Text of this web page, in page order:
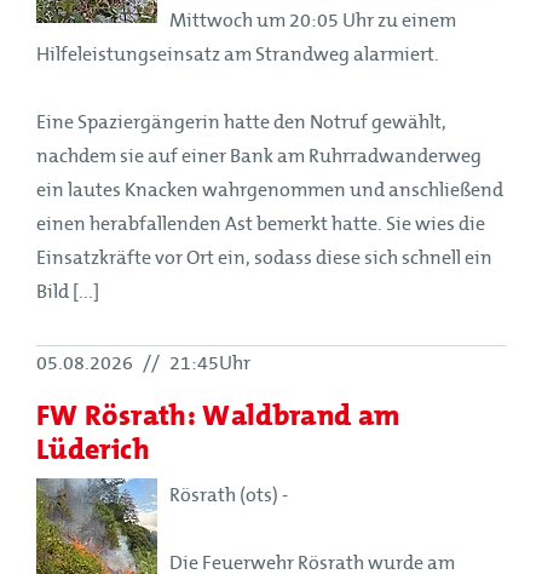
Mittwoch um 20:05 Uhr zu einem
Hilfeleistungseinsatz am Strandweg alarmiert.
Eine Spaziergängerin hatte den Notruf gewählt,
nachdem sie auf einer Bank am Ruhrradwanderweg
ein lautes Knacken wahrgenommen und anschließend
einen herabfallenden Ast bemerkt hatte. Sie wies die
Einsatzkräfte vor Ort ein, sodass diese sich schnell ein
Bild [...]
05.08.2026 // 21:45Uhr
FW Rösrath: Waldbrand am
Lüderich
Rösrath (ots) -
Die Feuerwehr Rösrath wurde am